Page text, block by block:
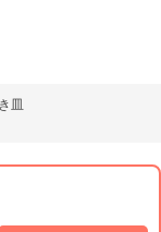
皿